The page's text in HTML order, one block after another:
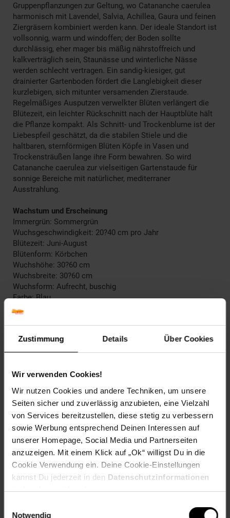
Zustimmung Details Über Cookies
Wir verwenden Cookies!
Wir nutzen Cookies und andere Techniken, um unsere
Seiten sicher und zuverlässig anzubieten, eine Vielzahl
von Services bereitzustellen, diese stetig zu verbessern
sowie Werbung entsprechend Deinen Interessen auf
unserer Homepage, Social Media und Partnerseiten
anzuzeigen. Mit einem Klick auf „Ok“ willigst Du in die
Cookie Verwendung ein. Deine Cookie-Einstellungen
kannst Du jederzeit in den Datenschutzinformationen
ändern bzw. widerrufen.
Notwendig
Gruppenpflanzungen zur Geltung, wo Catananche caerulea
harmonisch mit Lavendel, Salvia, Achillea, Gaura und feinen
Ziergräsern kombiniert werden kann. Der ideale Standort ist
vollsonnig, warm und windoffen; der Boden sollte
durchlässig, eher mager bis mäßig nährstoffreich und
kalkverträglich sein, Staunässe und winterliche Nässe
werden schlecht vertragen. Ein sandig-kiesiger, gut
drainierter Gartenboden fördert die Langlebigkeit dieser
kurzlebigen, sich mitunter versamenden Zierstaude.
Regelmäßiges Ausputzen verwelkter Blüten verlängert die
Blütezeit, ein leichter Rückschnitt nach der Hauptblüte hält
die Pflanze kompakt. Als Schnitt- und Trockenblume ist der
Liebespfeil geschätzt, da die stabilen Stiele und die
haltbaren, sternförmigen Blüten Köpfe in Vasen und
Trockensträußen lange ihre Form bewahren. So wird
Catananche caerulea zur vielseitigen Gartenstaude für
sonnige Bereiche mit natürlicher, mediterraner
Ausstrahlung.
Wachstum und Erscheinung
Immergrün: Sommergrün
Wuchsgeschwindigkeit: 20?40 cm pro Jahr
Blütezeit: Juni-August
Blütenform: Körbchen
Wuchshöhe: 30?60 cm
Wuchsbreite: 30?60 cm
Wuchsform: Aufrecht, buschig
Farbe: Blau
Herbstfärbung: Verliert Laub ohne Färbung
Winterfarbe: Verblasst, bleibt halbschattig
Geschmack: X
Standortempfehlung: Sonnig, durchlässig
Pflegeaufwand: Mittel
Lichtbedarf: Sonnig-Halbschattig
Wasserbedarf: Mittel
Rückschnitt: Rückschnitt im Spätherbst
Schnittverträglichkeit: Gut
Bodenansprüche: durchlässig und kalkhaltig
Nährstoffgehalt: Mittel
Frosthärte: bis -10 °C
Verwendung: Als Schnittpflanze,Steingarten, Schnittblume,